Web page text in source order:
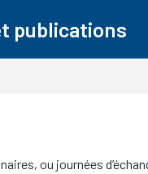
publications
ou journées